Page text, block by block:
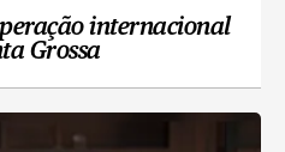
internacional
Grossa